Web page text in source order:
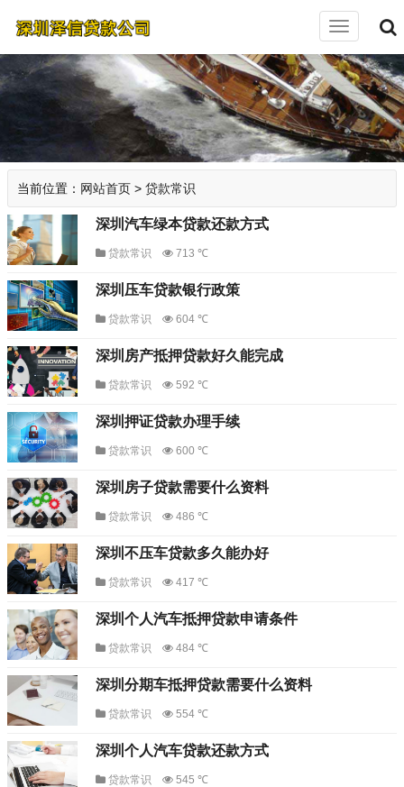
切
导
航
当前位置： 网站首页 > 贷款常识
深圳汽车绿本贷款还款方式
贷款常识 713 ℃
深圳压车贷款银行政策
贷款常识 604 ℃
深圳房产抵押贷款好久能完成
贷款常识 592 ℃
深圳押证贷款办理手续
贷款常识 600 ℃
深圳房子贷款需要什么资料
贷款常识 486 ℃
深圳不压车贷款多久能办好
贷款常识 417 ℃
深圳个人汽车抵押贷款申请条件
贷款常识 484 ℃
深圳分期车抵押贷款需要什么资料
贷款常识 554 ℃
深圳个人汽车贷款还款方式
贷款常识 545 ℃